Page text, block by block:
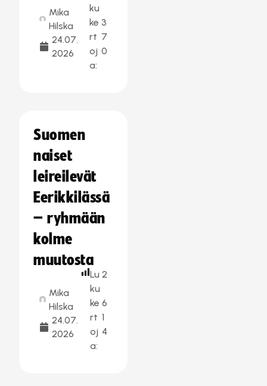
Mika
Hilska
24.07.
2026
ku
ke
rt
oj
a:
3
7
0
Suomen
naiset
leireilevät
Eerikkilässä
– ryhmään
kolme
muutosta
Mika
Hilska
24.07.
2026
Lu
ku
ke
rt
oj
a:
2
6
1
4